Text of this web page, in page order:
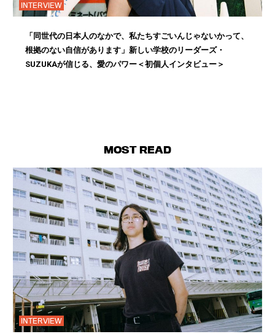
INTERVIEW
「同世代の日本人のなかで、私たちすごいんじゃないかって、
根拠のない自信があります」新しい学校のリーダーズ・
SUZUKAが信じる、愛のパワー＜初個人インタビュー＞
MOST READ
INTERVIEW